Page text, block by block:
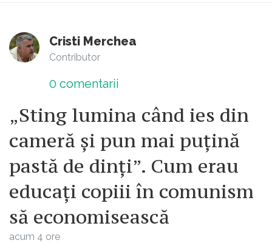
Cristi Merchea
Contributor
0 comentarii
„Sting lumina când ies din
cameră și pun mai puțină
pastă de dinți”. Cum erau
educați copiii în comunism
să economisească
acum 4 ore